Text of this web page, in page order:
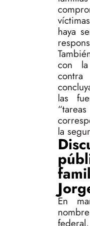
haya
con la
las
la
En